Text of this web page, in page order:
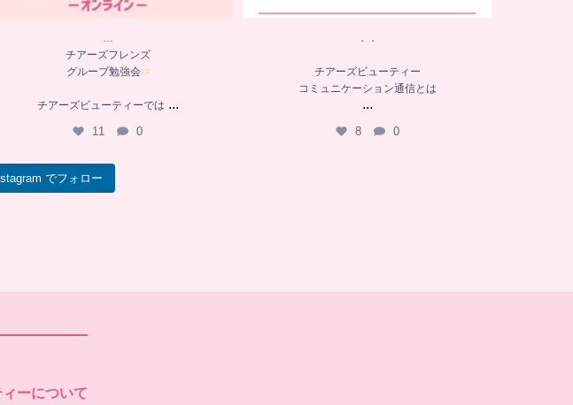
…
チアーズフレンズ
グループ勉強会
チアーズビューティーでは ...
11 0
．．
チアーズビューティー
コミュニケーション通信とは
...
8 0
でフォロー
ーについて